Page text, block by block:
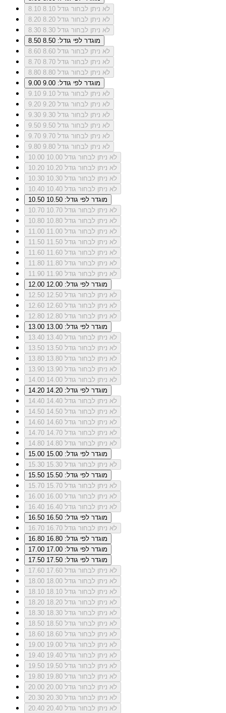
8.10
לא ניתן לבחור גודל 8.10
8.20
לא ניתן לבחור גודל 8.20
8.30
לא ניתן לבחור גודל 8.30
8.50
מוגדר לפי גודל: 8.50
8.60
לא ניתן לבחור גודל 8.60
8.70
לא ניתן לבחור גודל 8.70
8.80
לא ניתן לבחור גודל 8.80
9.00
מוגדר לפי גודל: 9.00
9.10
לא ניתן לבחור גודל 9.10
9.20
לא ניתן לבחור גודל 9.20
9.30
לא ניתן לבחור גודל 9.30
9.50
לא ניתן לבחור גודל 9.50
9.70
לא ניתן לבחור גודל 9.70
9.80
לא ניתן לבחור גודל 9.80
10.00
לא ניתן לבחור גודל 10.00
10.20
לא ניתן לבחור גודל 10.20
10.30
לא ניתן לבחור גודל 10.30
10.40
לא ניתן לבחור גודל 10.40
10.50
מוגדר לפי גודל: 10.50
10.70
לא ניתן לבחור גודל 10.70
10.80
לא ניתן לבחור גודל 10.80
11.00
לא ניתן לבחור גודל 11.00
11.50
לא ניתן לבחור גודל 11.50
11.60
לא ניתן לבחור גודל 11.60
11.80
לא ניתן לבחור גודל 11.80
11.90
לא ניתן לבחור גודל 11.90
12.00
מוגדר לפי גודל: 12.00
12.50
לא ניתן לבחור גודל 12.50
12.60
לא ניתן לבחור גודל 12.60
12.80
לא ניתן לבחור גודל 12.80
13.00
מוגדר לפי גודל: 13.00
13.40
לא ניתן לבחור גודל 13.40
13.50
לא ניתן לבחור גודל 13.50
13.80
לא ניתן לבחור גודל 13.80
13.90
לא ניתן לבחור גודל 13.90
14.00
לא ניתן לבחור גודל 14.00
14.20
מוגדר לפי גודל: 14.20
14.40
לא ניתן לבחור גודל 14.40
14.50
לא ניתן לבחור גודל 14.50
14.60
לא ניתן לבחור גודל 14.60
14.70
לא ניתן לבחור גודל 14.70
14.80
לא ניתן לבחור גודל 14.80
15.00
מוגדר לפי גודל: 15.00
15.30
לא ניתן לבחור גודל 15.30
15.50
מוגדר לפי גודל: 15.50
15.70
לא ניתן לבחור גודל 15.70
16.00
לא ניתן לבחור גודל 16.00
16.40
לא ניתן לבחור גודל 16.40
16.50
מוגדר לפי גודל: 16.50
16.70
לא ניתן לבחור גודל 16.70
16.80
מוגדר לפי גודל: 16.80
17.00
מוגדר לפי גודל: 17.00
17.50
מוגדר לפי גודל: 17.50
17.60
לא ניתן לבחור גודל 17.60
18.00
לא ניתן לבחור גודל 18.00
18.10
לא ניתן לבחור גודל 18.10
18.20
לא ניתן לבחור גודל 18.20
18.30
לא ניתן לבחור גודל 18.30
18.50
לא ניתן לבחור גודל 18.50
18.60
לא ניתן לבחור גודל 18.60
19.00
לא ניתן לבחור גודל 19.00
19.40
לא ניתן לבחור גודל 19.40
19.50
לא ניתן לבחור גודל 19.50
19.80
לא ניתן לבחור גודל 19.80
20.00
לא ניתן לבחור גודל 20.00
20.30
לא ניתן לבחור גודל 20.30
20.40
לא ניתן לבחור גודל 20.40